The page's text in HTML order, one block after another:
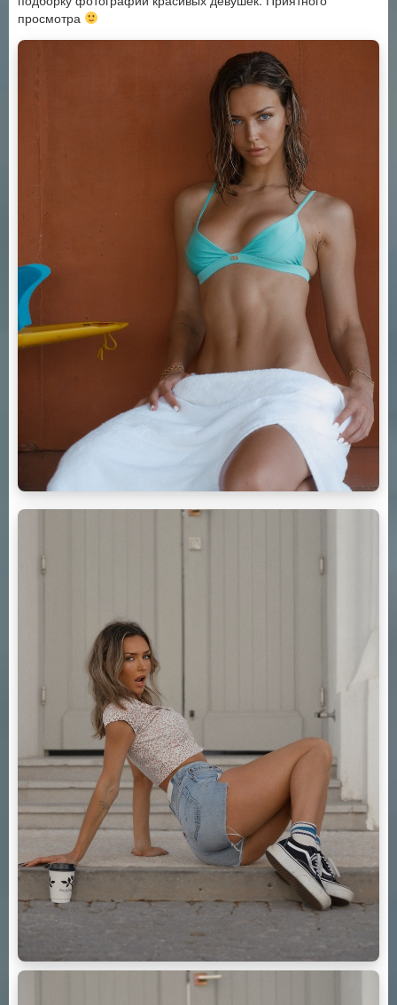
просмотра